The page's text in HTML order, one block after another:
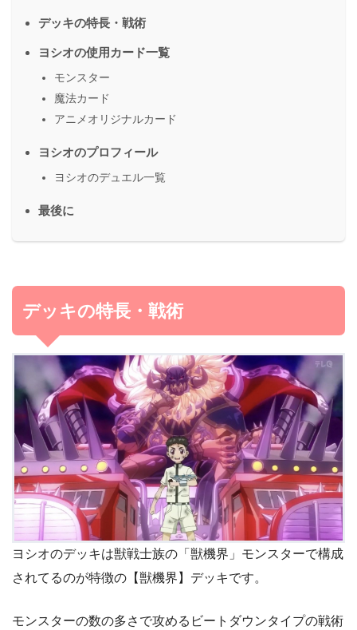
デッキの特長・戦術
ヨシオの使用カード一覧
モンスター
魔法カード
アニメオリジナルカード
ヨシオのプロフィール
ヨシオのデュエル一覧
最後に
デッキの特長・戦術
ヨシオのデッキは獣戦士族の「獣機界」モンスターで構成
されてるのが特徴の【獣機界】デッキです。
モンスターの数の多さで攻めるビートダウンタイプの戦術